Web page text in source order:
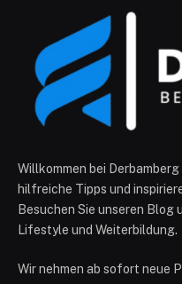
Willkommen bei
hilfreiche Tipps und
Besuchen Sie unseren Blog
Lifestyle und Weiterbildung.
Wir nehmen ab sofort neue